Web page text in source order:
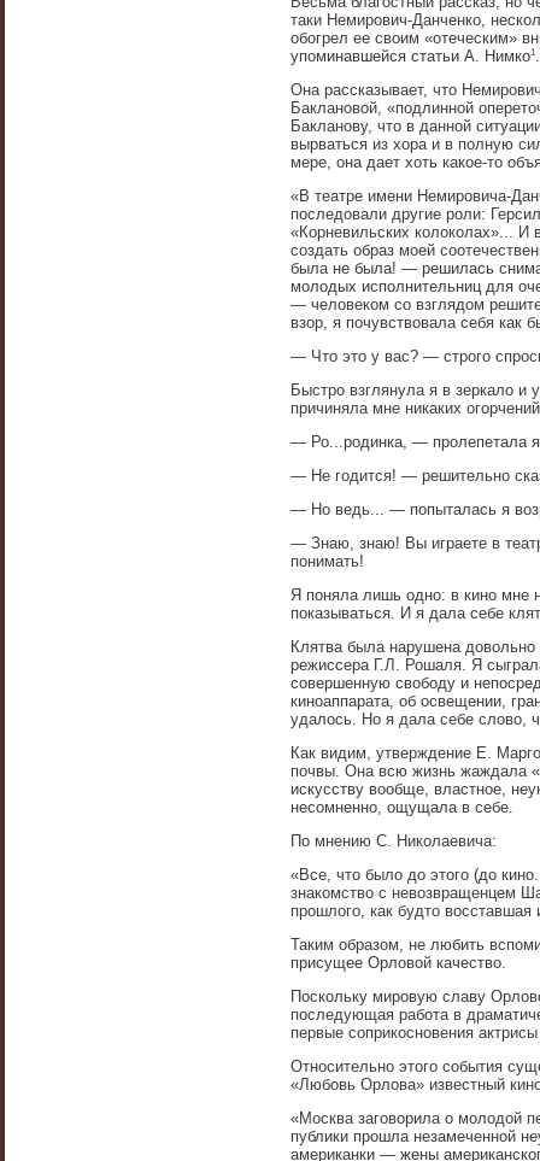
таки Немирович-Данченко,
обогрел ее своим «отеческим»
упоминавшейся статьи А. Нимко1.
Она рассказывает, что
Баклановой, «подлинной
Бакланову, что в данной
вырваться из хора и в полную
мере, она дает хоть какое-то
«В театре имени Немировича-
последовали другие роли:
«Корневильских колоколах»...
создать образ моей
была не была! — решилась
молодых исполнительниц для
— человеком со взглядом
взор, я почувствовала себя
— Что это у вас? — строго
Быстро взглянула я в зеркало
причиняла мне никаких
— Ро...родинка, — пролепетала
— Не годится! — решительно
— Но ведь... — попыталась я
— Знаю, знаю! Вы играете в
понимать!
Я поняла лишь одно: в кино мне
показываться. И я дала себе
Клятва была нарушена довольно
режиссера Г.Л. Рошаля. Я
совершенную свободу и
киноаппарата, об освещении,
удалось. Но я дала себе слово,
Как видим, утверждение Е.
почвы. Она всю жизнь жаждала
искусству вообще, властное,
несомненно, ощущала в себе.
По мнению С. Николаевича:
«Все, что было до этого (до
знакомство с невозвращенцем
прошлого, как будто восставшая
Таким образом, не любить
присущее Орловой качество.
Поскольку мировую славу
последующая работа в
первые соприкосновения
Относительно этого события
«Любовь Орлова» известный
«Москва заговорила о молодой
публики прошла незамеченной
американки — жены